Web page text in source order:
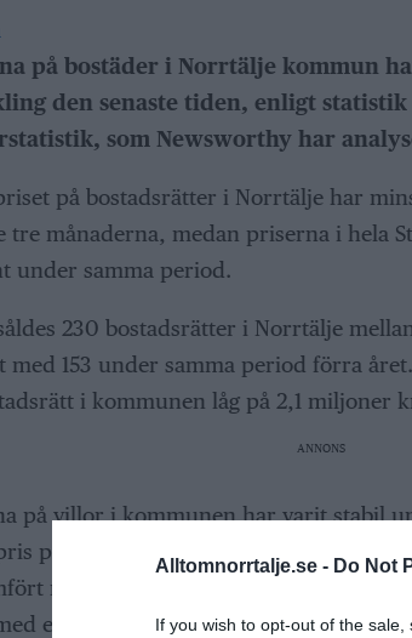
Alltomnorrtalje.se - Do Not
If you wish to opt-out of the
på bostäder i Norrtälje kommun
den senaste tiden, enligt statistik
som Newsworthy har
på bostadsrätter i Norrtälje har
tre månaderna, medan priserna i hela
under samma period.
230 bostadsrätter i Norrtälje
med 153 under samma period förra
i kommunen låg på 2,1 miljoner
ANNONS
på villor i kommunen har varit stabil
på 3,8 miljoner kronor. Antalet
med förra året. I hela Stockholms
ett genomsnittligt pris på 7,3